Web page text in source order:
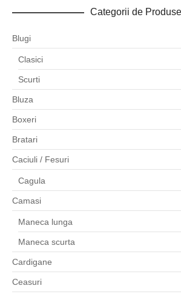
Categorii de Produse
Blugi
Clasici
Scurti
Bluza
Boxeri
Bratari
Caciuli / Fesuri
Cagula
Camasi
Maneca lunga
Maneca scurta
Cardigane
Ceasuri